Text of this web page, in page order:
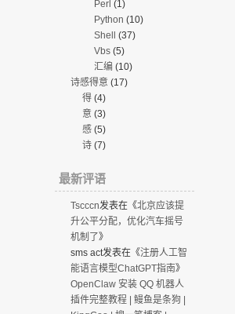
Perl (1)
Python (10)
Shell (37)
Vbs(5)
汇编 (10)
诗感得意(17)
得(4)
意(3)
感(5)
诗(7)
最新评语
Tscccn发表在《北京应该提
升公平分配，优化汽车摇号
机制了》
sms act发表在《注册人工智
能语言模型ChatGPT指南》
OpenClaw 安装 QQ 机器人
插件完整教程 | 鳗鱼是条狗 |